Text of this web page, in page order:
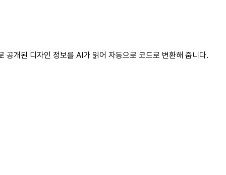
된 디자인 정보를 AI가 읽어 자동으로 코드로 변환해 줍니다.